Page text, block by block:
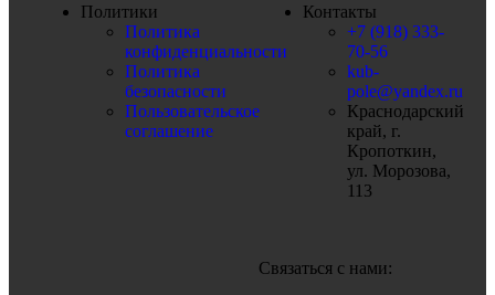
Политики
Политика
конфиденциальности
Политика
безопасности
Пользовательское
соглашение
Контакты
+7 (918) 333-
70-56
kub-
pole@yandex.ru
Краснодарский
край, г.
Кропоткин,
ул. Морозова,
113
Связаться с нами: